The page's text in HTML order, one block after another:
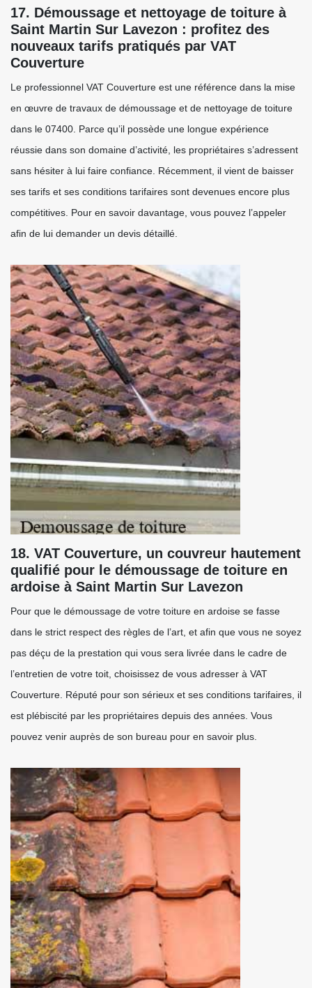
17. Démoussage et nettoyage de toiture à
Saint Martin Sur Lavezon : profitez des
nouveaux tarifs pratiqués par VAT
Couverture
Le professionnel VAT Couverture est une référence dans la mise
en œuvre de travaux de démoussage et de nettoyage de toiture
dans le 07400. Parce qu’il possède une longue expérience
réussie dans son domaine d’activité, les propriétaires s’adressent
sans hésiter à lui faire confiance. Récemment, il vient de baisser
ses tarifs et ses conditions tarifaires sont devenues encore plus
compétitives. Pour en savoir davantage, vous pouvez l’appeler
afin de lui demander un devis détaillé.
18. VAT Couverture, un couvreur hautement
qualifié pour le démoussage de toiture en
ardoise à Saint Martin Sur Lavezon
Pour que le démoussage de votre toiture en ardoise se fasse
dans le strict respect des règles de l’art, et afin que vous ne soyez
pas déçu de la prestation qui vous sera livrée dans le cadre de
l’entretien de votre toit, choisissez de vous adresser à VAT
Couverture. Réputé pour son sérieux et ses conditions tarifaires, il
est plébiscité par les propriétaires depuis des années. Vous
pouvez venir auprès de son bureau pour en savoir plus.